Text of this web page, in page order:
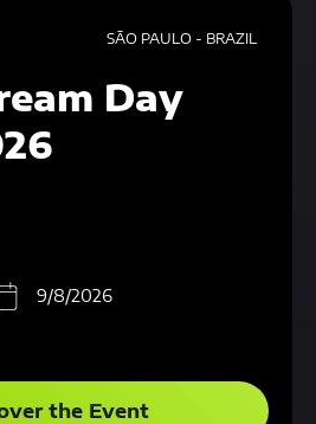
Day
SÃO PAULO - BRAZIL
9/8/2026
the Event